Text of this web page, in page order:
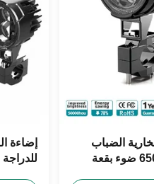
الضباب
120W 12000LM / زوج 6500K ضوء بقعة